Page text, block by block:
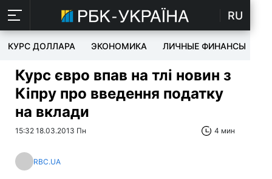
RU
КУРС ДОЛЛАРА ЭКОНОМИКА ЛИЧНЫЕ ФИНАНСЫ
Курс євро впав на тлі новин з
Кіпру про введення податку
на вклади
15:32 18.03.2013 Пн 4 мин
RBC.UA